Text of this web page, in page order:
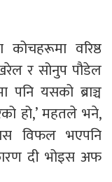
वरिष्ठ
र सोनुप पौडेल
यसको ब्राञ्च
हो,’ महतले भने,
विफल भएपनि
दी भोइस अफ